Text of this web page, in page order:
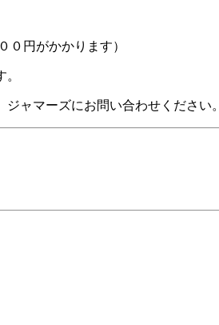
円がかかります）
ャマーズにお問い合わせください。